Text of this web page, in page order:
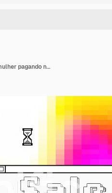
Animação de texto "promoção" em janela sobreposta, com mulher pagando no balcão em uma loja de roupas.